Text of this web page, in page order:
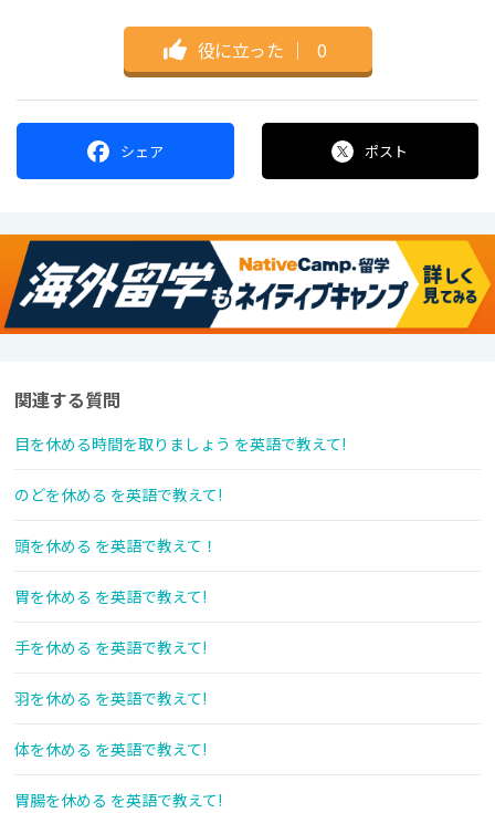
役に立った ｜ 0
シェア ポスト
関連する質問
目を休める時間を取りましょう を英語で教えて!
のどを休める を英語で教えて!
頭を休める を英語で教えて！
胃を休める を英語で教えて!
手を休める を英語で教えて!
羽を休める を英語で教えて!
体を休める を英語で教えて!
胃腸を休める を英語で教えて!